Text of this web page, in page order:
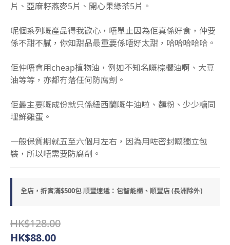
片、亞麻籽燕麥5片、開心果綠茶5片。
呢個系列嘅產品得我歡心，唔單止因為佢真係好食，仲要
係不甜不膩，你知甜品最重要係唔好太甜，哈哈哈哈哈。
佢仲唔會用cheap植物油，例如不知名嘅棕櫚油啊、大豆
油等等，亦都冇落任何防腐劑。
佢最主要嘅成份就只係紐西蘭嘅牛油啦、麵粉、少少糖同
埋鮮雞蛋。
一般保質期就五至六個月左右，因為用咗密封嘅獨立包
裝，所以唔需要防腐劑。
全店，折實滿$500包 順豐速遞：包智能櫃、順豐店 (長洲除外)
HK$128.00
HK$88.00